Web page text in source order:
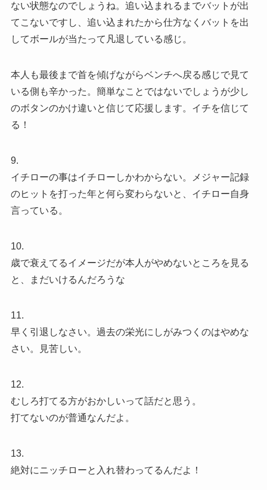
ない状態なのでしょうね。追い込まれるまでバットが出
てこないですし、追い込まれたから仕方なくバットを出
してボールが当たって凡退している感じ。
本人も最後まで首を傾げながらベンチへ戻る感じで見て
いる側も辛かった。簡単なことではないでしょうが少し
のボタンのかけ違いと信じて応援します。イチを信じて
る！
9.
イチローの事はイチローしかわからない。メジャー記録
のヒットを打った年と何ら変わらないと、イチロー自身
言っている。
10.
歳で衰えてるイメージだが本人がやめないところを見る
と、まだいけるんだろうな
11.
早く引退しなさい。過去の栄光にしがみつくのはやめな
さい。見苦しい。
12.
むしろ打てる方がおかしいって話だと思う。
打てないのが普通なんだよ。
13.
絶対にニッチローと入れ替わってるんだよ！